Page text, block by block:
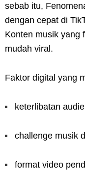
sebab itu,
dengan cepat di
Konten musik yang
mudah viral.
Faktor digital yang
keterlibatan
challenge musik
format video